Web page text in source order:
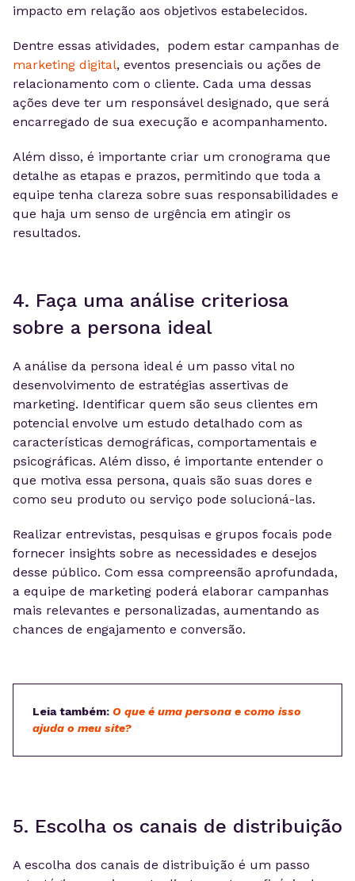
impacto em relação aos objetivos estabelecidos.
Dentre essas atividades, podem estar campanhas de
marketing digital, eventos presenciais ou ações de
relacionamento com o cliente. Cada uma dessas
ações deve ter um responsável designado, que será
encarregado de sua execução e acompanhamento.
Além disso, é importante criar um cronograma que
detalhe as etapas e prazos, permitindo que toda a
equipe tenha clareza sobre suas responsabilidades e
que haja um senso de urgência em atingir os
resultados.
4. Faça uma análise criteriosa
sobre a persona ideal
A análise da persona ideal é um passo vital no
desenvolvimento de estratégias assertivas de
marketing. Identificar quem são seus clientes em
potencial envolve um estudo detalhado com as
características demográficas, comportamentais e
psicográficas. Além disso, é importante entender o
que motiva essa persona, quais são suas dores e
como seu produto ou serviço pode solucioná-las.
Realizar entrevistas, pesquisas e grupos focais pode
fornecer insights sobre as necessidades e desejos
desse público. Com essa compreensão aprofundada,
a equipe de marketing poderá elaborar campanhas
mais relevantes e personalizadas, aumentando as
chances de engajamento e conversão.
Leia também: O que é uma persona e como isso
ajuda o meu site?
5. Escolha os canais de distribuição
A escolha dos canais de distribuição é um passo